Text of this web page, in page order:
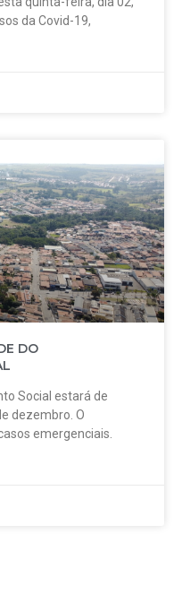
da Covid-19,
DO
Social estará de
dezembro. O
emergenciais.